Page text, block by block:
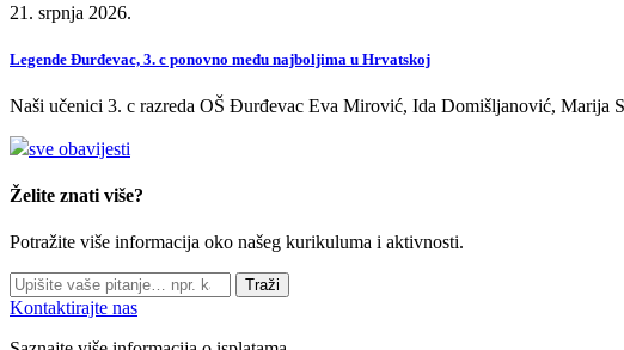
21. srpnja 2026.
Legende Đurđevac, 3. c ponovno među najboljima u Hrvatskoj
Naši učenici 3. c razreda OŠ Đurđevac Eva Mirović, Ida Domišljanović,
sve obavijesti
Želite znati više?
Potražite više informacija oko našeg kurikuluma i aktivnosti.
Traži
Kontaktirajte nas